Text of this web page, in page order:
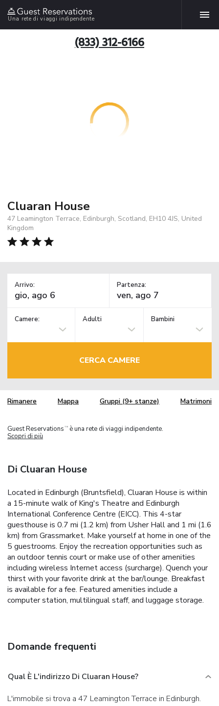
Una rete di viaggi indipendente
(833) 312-6166
Cluaran House
47 Leamington Terrace, Edinburgh, Scotland, EH10 4JS, United
Kingdom
Arrivo: Partenza:
Camere: Adulti Bambini
CERCA CAMERE
Rimanere Mappa Gruppi (9+ stanze) Matrimoni
Guest Reservations TM
è una rete di viaggi indipendente.
Scopri di più
Di Cluaran House
Located in Edinburgh (Bruntsfield), Cluaran House is within
a 15-minute walk of King's Theatre and Edinburgh
International Conference Centre (EICC). This 4-star
guesthouse is 0.7 mi (1.2 km) from Usher Hall and 1 mi (1.6
km) from Grassmarket. Make yourself at home in one of the
5 guestrooms. Enjoy the recreation opportunities such as
an outdoor tennis court or make use of other amenities
including wireless Internet access (surcharge). Quench your
thirst with your favorite drink at the bar/lounge. Breakfast
is available for a fee. Featured amenities include a
computer station, multilingual staff, and luggage storage.
Domande frequenti
Qual È L'indirizzo Di Cluaran House?
L'immobile si trova a 47 Leamington Terrace in Edinburgh.